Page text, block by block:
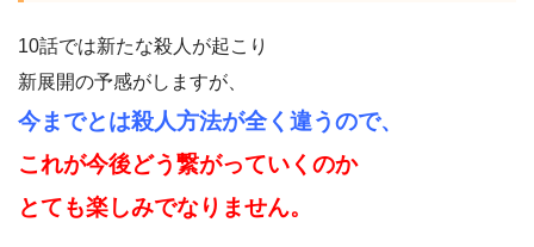
10話では新たな殺人が起こり
新展開の予感がしますが、
今までとは殺人方法が全く違うので、
これが今後どう繋がっていくのか
とても楽しみでなりません。